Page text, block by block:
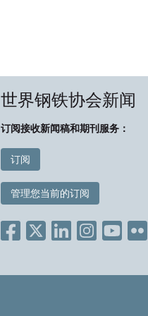
世界钢铁协会新闻
订阅接收新闻稿和期刊服务：
订阅
管理您当前的订阅